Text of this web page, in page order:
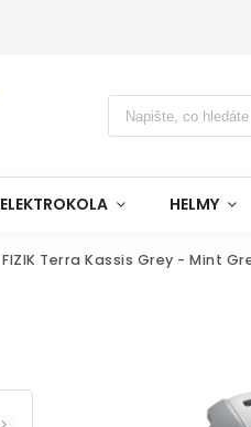
ELEKTROKOLA HELMY
FIZIK Terra Kassis Grey - Mint